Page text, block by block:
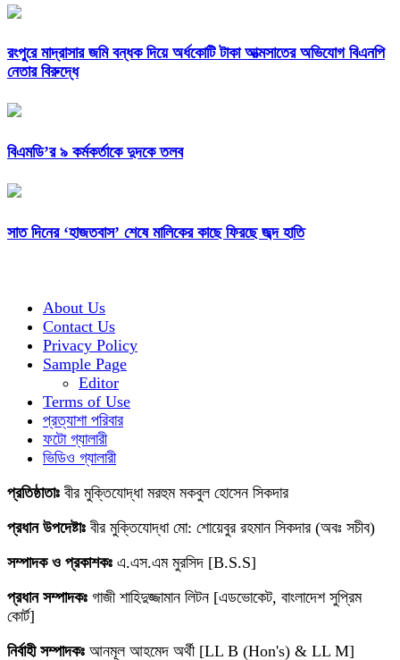
রংপুরে মাদ্রাসার জমি বন্ধক দিয়ে অর্ধকোটি টাকা আত্মসাতের অভিযোগ বিএনপি
নেতার বিরুদ্ধে
বিএমডি’র ৯ কর্মকর্তাকে দুদকে তলব
সাত দিনের ‘হাজতবাস’ শেষে মালিকের কাছে ফিরছে জব্দ হাতি
About Us
Contact Us
Privacy Policy
Sample Page
Editor
Terms of Use
প্রত্যাশা পরিবার
ফটো গ্যালারী
ভিডিও গ্যালারী
প্রতিষ্ঠাতাঃ বীর মুক্তিযোদ্ধা মরহুম মকবুল হোসেন সিকদার
প্রধান উপদেষ্টাঃ বীর মুক্তিযোদ্ধা মো: শোয়েবুর রহমান সিকদার (অবঃ সচীব)
সম্পাদক ও প্রকাশকঃ এ.এস.এম মুরসিদ [B.S.S]
প্রধান সম্পাদকঃ গাজী শাহিদুজ্জামান লিটন [এডভোকেট, বাংলাদেশ সুপ্রিম
কোর্ট]
নির্বাহী সম্পাদকঃ আনমূল আহমেদ অর্থী [LL B (Hon's) & LL M]